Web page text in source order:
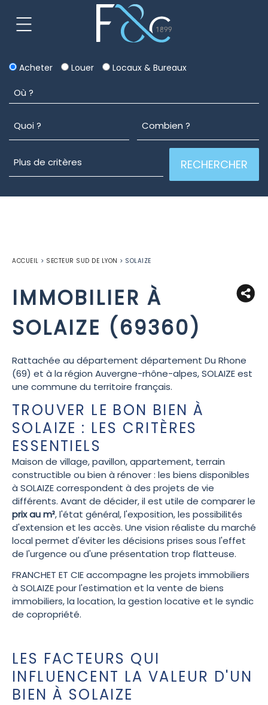
Acheter Louer Locaux & Bureaux
ACCUEIL > SECTEUR SUD DE LYON > SOLAIZE
IMMOBILIER À
SOLAIZE (69360)
Rattachée au département département Du Rhone
(69) et à la région Auvergne-rhône-alpes, SOLAIZE est
une commune du territoire français.
TROUVER LE BON BIEN À
SOLAIZE : LES CRITÈRES
ESSENTIELS
Maison de village, pavillon, appartement, terrain
constructible ou bien à rénover : les biens disponibles
à SOLAIZE correspondent à des projets de vie
différents. Avant de décider, il est utile de comparer le
prix au m², l'état général, l'exposition, les possibilités
d'extension et les accès. Une vision réaliste du marché
local permet d'éviter les décisions prises sous l'effet
de l'urgence ou d'une présentation trop flatteuse.
FRANCHET ET CIE accompagne les projets immobiliers
à SOLAIZE pour l'estimation et la vente de biens
immobiliers, la location, la gestion locative et le syndic
de copropriété.
LES FACTEURS QUI
INFLUENCENT LA VALEUR D'UN
BIEN À SOLAIZE